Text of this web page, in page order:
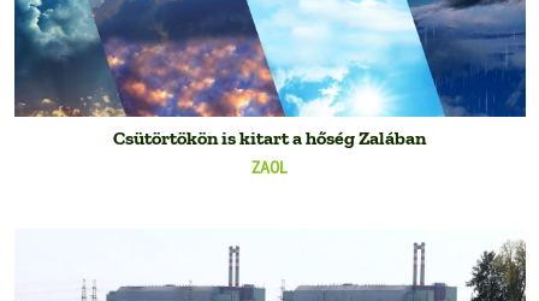
ZAOL
Csütörtökön is kitart a hőség Zalában